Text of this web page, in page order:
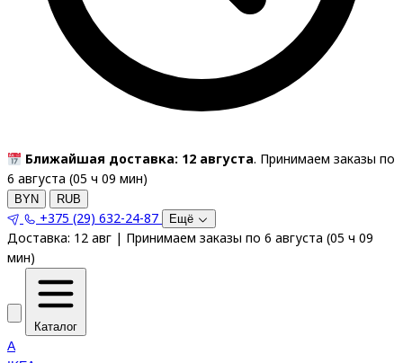
Ближайшая доставка: 12 августа. Принимаем заказы по
6 августа (05 ч 09 мин)
BYN RUB
+375 (29) 632-24-87 Ещё
Доставка: 12 авг | Принимаем заказы по 6 августа (05 ч 09
мин)
Каталог
A